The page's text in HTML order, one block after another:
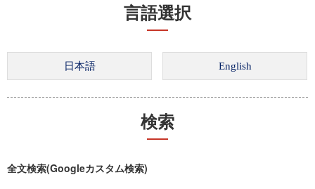
言語選択
検索
全文検索(Googleカスタム検索)